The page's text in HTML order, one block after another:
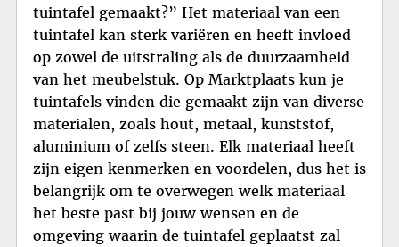
tuintafel gemaakt?” Het materiaal van een
tuintafel kan sterk variëren en heeft invloed
op zowel de uitstraling als de duurzaamheid
van het meubelstuk. Op Marktplaats kun je
tuintafels vinden die gemaakt zijn van diverse
materialen, zoals hout, metaal, kunststof,
aluminium of zelfs steen. Elk materiaal heeft
zijn eigen kenmerken en voordelen, dus het is
belangrijk om te overwegen welk materiaal
het beste past bij jouw wensen en de
omgeving waarin de tuintafel geplaatst zal